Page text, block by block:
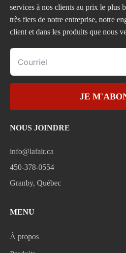
services à nos clients au prix le plus
très fiers de notre entreprise, notre
client et dans les produits que nous
JE
NOUS JOINDRE
info@lafair.ca
450-378-0554
Granby, Québec
MENU
À propos